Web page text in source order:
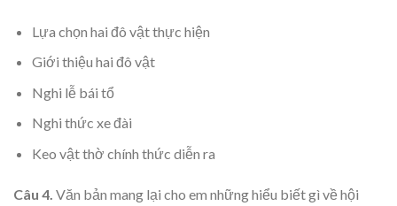
Lựa chọn hai đô vật thực hiện
Giới thiệu hai đô vật
Nghi lễ bái tổ
Nghi thức xe đài
Keo vật thờ chính thức diễn ra
Câu 4. Văn bản mang lại cho em những hiểu biết gì về hội